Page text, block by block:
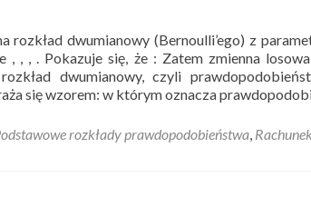
rozkład dwumianowy (Bernoulli’ego) z
, , , . Pokazuje się, że : Zatem zmienna
dwumianowy, czyli
się wzorem: w którym oznacza
rozkłady prawdopodobieństwa,